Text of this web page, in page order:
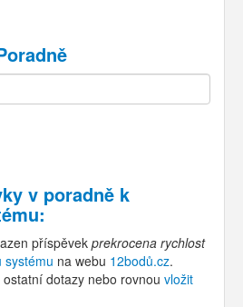
v poradně k
:
příspěvek prekrocena rychlost
systému na webu 12bodů.cz.
dotazy nebo rovnou vložit